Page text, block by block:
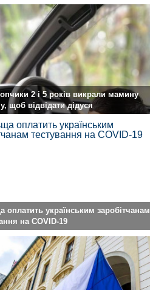
2 і 5 років викрали мамину
щоб відвідати дідуся
оплатить українським заробітчанам
на COVID-19